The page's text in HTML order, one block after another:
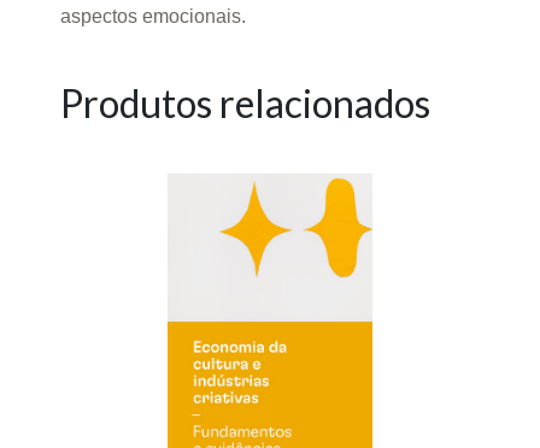
aspectos emocionais.
Produtos relacionados